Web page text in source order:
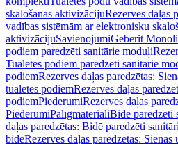
skalošanas aktivizācijuRezerves daļas
vadības sistēmām ar elektronisku
aktivizācijuSavienojumiGeberit
podiem paredzēti sanitārie moduļi
Tualetes podiem paredzēti sanitārie
podiemRezerves daļas paredzētas:
tualetes podiemRezerves daļas
podiemPiederumiRezerves daļas
PiederumiPalīgmateriāliBidē paredzēti
daļas paredzētas: Bidē paredzēti
bidēRezerves daļas paredzētas: Sienas